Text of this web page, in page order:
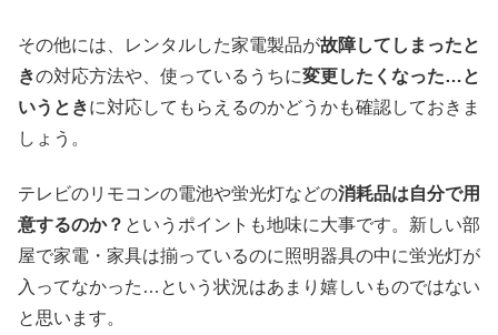
その他には、レンタルした家電製品が故障してしまったと
きの対応方法や、使っているうちに変更したくなった…と
いうときに対応してもらえるのかどうかも確認しておきま
しょう。
テレビのリモコンの電池や蛍光灯などの消耗品は自分で用
意するのか？ というポイントも地味に大事です。新しい部
屋で家電・家具は揃っているのに照明器具の中に蛍光灯が
入ってなかった…という状況はあまり嬉しいものではない
と思います。